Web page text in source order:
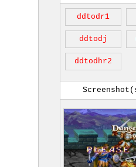
ddtodr1
ddtodj
ddtodhr2